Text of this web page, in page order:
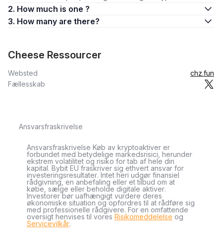
2. How much is one ?
3. How many are there?
Cheese Ressourcer
Websted
chz.fun
Fællesskab
Ansvarsfraskrivelse
Ansvarsfraskrivelse Køb av kryptoaktiver er
forbundet med betydelige markedsrisici, herunder
ekstrem volatilitet og risiko for tab af hele din
kapital. Bybit EU fraskriver sig ethvert ansvar for
investeringsresultater. Intet heri udgør finansiel
rådgivning, en anbefaling eller et tilbud om at
købe, sælge eller beholde digitale aktiver.
Investorer bør uafhængigt vurdere deres
økonomiske situation og opfordres til at rådføre sig
med professionelle rådgivere. For en omfattende
oversigt henvises til vores Risikomeddelelse og
Servicevilkår.